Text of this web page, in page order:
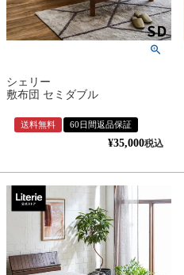
シェリー
敷布団 セミダブル
送料無料 60日間返品保証
¥35,000税込